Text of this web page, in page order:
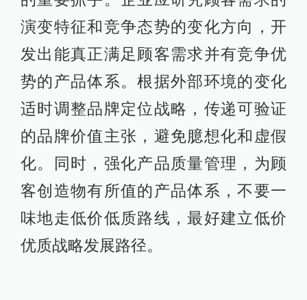
演变特征和竞争态势的变化方向，开
发出能真正满足顾客需求并有竞争优
势的产品体系。根据外部环境的变化
适时调整品牌定位战略，传递可验证
的品牌价值主张，避免臆想化和虚假
化。同时，强化产品质量管理，为顾
客创造物有所值的产品体系，不要一
味地走低价低质路线，最好建立低价
优质战略发展路径。